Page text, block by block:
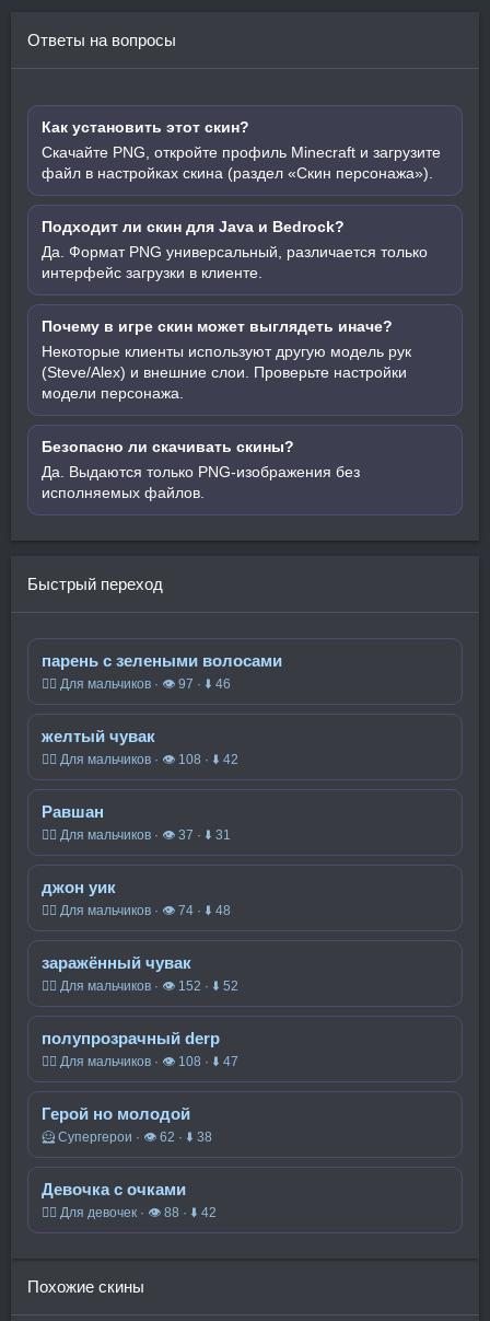
Ответы на вопросы
Как установить этот скин?
Скачайте PNG, откройте профиль Minecraft и загрузите
файл в настройках скина (раздел «Скин персонажа»).
Подходит ли скин для Java и Bedrock?
Да. Формат PNG универсальный, различается только
интерфейс загрузки в клиенте.
Почему в игре скин может выглядеть иначе?
Некоторые клиенты используют другую модель рук
(Steve/Alex) и внешние слои. Проверьте настройки
модели персонажа.
Безопасно ли скачивать скины?
Да. Выдаются только PNG-изображения без
исполняемых файлов.
Быстрый переход
парень с зелеными волосами
🧍‍♂️ Для мальчиков · 👁 97 · ⬇ 46
желтый чувак
🧍‍♂️ Для мальчиков · 👁 108 · ⬇ 42
Равшан
🧍‍♂️ Для мальчиков · 👁 37 · ⬇ 31
джон уик
🧍‍♂️ Для мальчиков · 👁 74 · ⬇ 48
заражённый чувак
🧍‍♂️ Для мальчиков · 👁 152 · ⬇ 52
полупрозрачный derp
🧍‍♂️ Для мальчиков · 👁 108 · ⬇ 47
Герой но молодой
🦸 Супергерои · 👁 62 · ⬇ 38
Девочка с очками
🧍‍♀️ Для девочек · 👁 88 · ⬇ 42
Похожие скины